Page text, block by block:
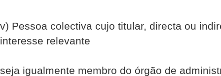
v) Pessoa colectiva cujo titular, directa ou
interesse relevante
seja igualmente membro do órgão de